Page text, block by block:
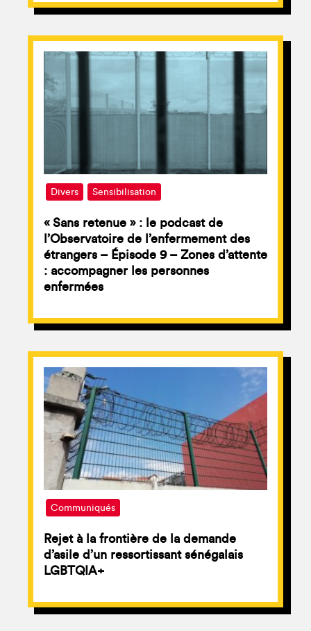
Divers Sensibilisation
« Sans retenue » : le podcast de
l’Observatoire de l’enfermement des
étrangers – Épisode 9 – Zones d’attente
: accompagner les personnes
enfermées
Communiqués
Rejet à la frontière de la demande
d’asile d’un ressortissant sénégalais
LGBTQIA+